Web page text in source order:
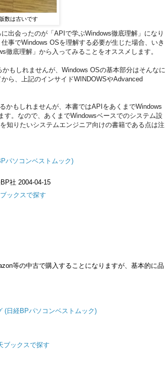
数は古いです
出会ったのが「APIで学ぶWindows徹底理解」になり
事でWindows OSを理解する必要が生じた場合、いき
底理解」から入ってみることをオススメします。
もしれませんが、Windows OSの基本部分はそんなに
ら、上記のインサイドWINDOWSやAdvanced
もしれませんが、本書ではAPIをあくまでWindows
。なので、あくまでWindowsベースでのシステム設
知りたいシステムエンジニア向けの書籍である点は注
パソコンベストムック)
社 2004-04-15
ックスで探す
等の中古で購入することになりますが、基本的に品
(日経BPパソコンベストムック)
ブックスで探す